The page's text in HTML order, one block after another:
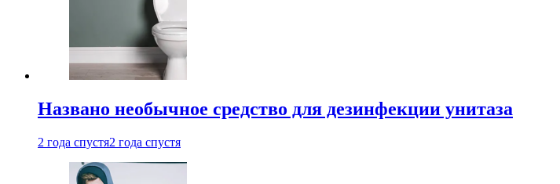
Названо необычное средство для дезинфекции унитаза
2 года спустя2 года спустя